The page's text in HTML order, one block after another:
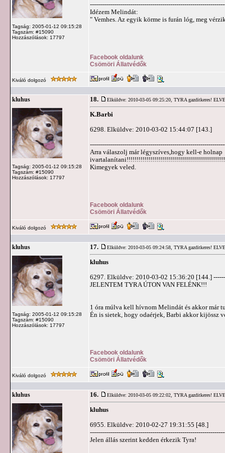
Tagság: 2005-01-12 09:15:28
Tagszám: #15090
Hozzászólások: 17797
Idézem Melindát:
" Vemhes. Az egyik körme is furán lóg, meg
Facebook oldalunk
Csömöri Állatvédők
Kiváló dolgozó
kluhus
Tagság: 2005-01-12 09:15:28
Tagszám: #15090
Hozzászólások: 17797
18. Elküldve: 2010-03-05 09:25:20, TYRA gazditkeres!
K.Barbi
6298. Elküldve: 2010-03-02 15:44:07 [143.]
Arra válaszolj már légyszíves,hogy kell-e holnap
Kimegyek veled.
Facebook oldalunk
Csömöri Állatvédők
Kiváló dolgozó
kluhus
Tagság: 2005-01-12 09:15:28
Tagszám: #15090
Hozzászólások: 17797
17. Elküldve: 2010-03-05 09:24:58, TYRA gazditkeres!
kluhus
6297. Elküldve: 2010-03-02 15:36:20 [144.]
JELENTEM TYRA ÚTON VAN FELÉNK!!!
1 óra múlva kell hívnom Melindát és akkor már
Én is sietek, hogy odaérjek, Barbi akkor kijössz
Facebook oldalunk
Csömöri Állatvédők
Kiváló dolgozó
kluhus 16. Elküldve: 2010-03-05 09:22:02, TYRA gazditkeres!
kluhus
6955. Elküldve: 2010-02-27 19:31:55 [48.]
Jelen állás szerint kedden érkezik Tyra!